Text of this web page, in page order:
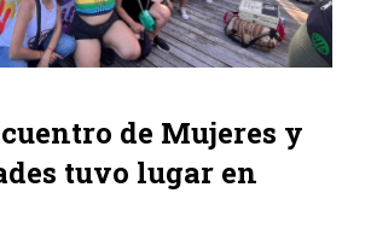
de Mujeres y
tuvo lugar en